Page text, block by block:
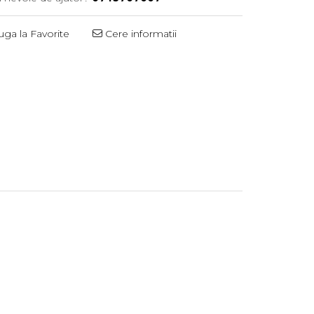
la Favorite Cere informatii